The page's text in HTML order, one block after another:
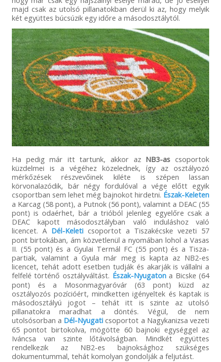
majd csak az utolsó pillanatokban derül ki az, hogy melyik
két együttes búcsúzik egy időre a másodosztálytól.
Ha pedig már itt tartunk, akkor az NB3-as csoportok
küzdelmei is a végéhez közelednek, így az osztályozó
mérkőzések részvevőinek kiléte is szépen lassan
körvonalazódik, bár négy fordulóval a vége előtt egyik
csoportban sem lehet még bajnokot hirdetni. Észak-Keleten
a Karcag (58 pont), a Putnok (56 pont), valamint a DEAC (55
pont) is odaérhet, bár a trióból jelenleg egyelőre csak a
DEAC kapott másodosztályban való induláshoz való
licencet. A Dél-Keleticsoportot a Tiszakécske vezeti 57
pont birtokában, ám közvetlenül a nyomában lohol a Vasas
II. (55 pont) és a Gyulai Termál FC (55 pont) és a Tisza-
partiak, valamint a Gyula már meg is kapta az NB2-es
licencet, tehát adott esetben tudják és akarják is vállalni a
felfelé történő osztályváltást. Észak-Nyugatona Bicske (64
pont) és a Mosonmagyaróvár (63 pont) küzd az
osztályozós pozícióért, mindketten igényeltek és kaptak is
másodosztályú jogot – tehát itt is szinte az utolsó
pillanatokra maradhat a döntés. Végül, de nem
utolsósorban a Dél-Nyugati csoportot a Nagykanizsa vezeti
65 pontot birtokolva, mögötte 60 bajnoki egységgel az
Iváncsa van szinte lőtávolságban. Mindkét együttes
rendelkezik az NB2-es bajnoksághoz szükséges
dokumentummal, tehát komolyan gondolják a feljutást.